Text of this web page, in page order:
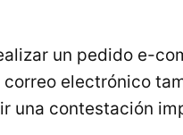
un pedido e-
correo electrónico
una contestación